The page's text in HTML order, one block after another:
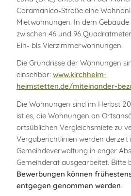
Caramanico-Straße eine
Mietwohnungen. In dem
zwischen 46 und 96
Ein- bis Vierzimmerwohnungen.
Die Grundrisse der Wohnungen
einsehbar: www.kirchheim-
heimstetten.de/miteinander-
Die Wohnungen sind im Herbst
ist es, die Wohnungen an
ortsüblichen Vergleichsmiete zu
Vergaberichtlinien werden derzeit
Gemeindeverwaltung in enger
Gemeinderat ausgearbeitet. Bitte
Bewerbungen können
entgegen genommen werden.